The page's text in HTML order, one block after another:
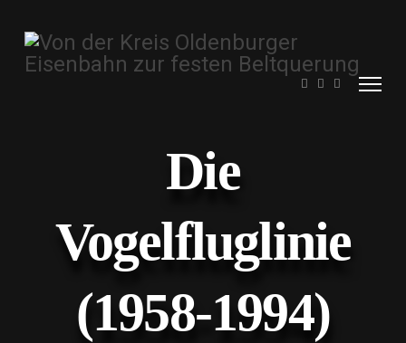
Die
Vogelfluglinie
(1958-1994)